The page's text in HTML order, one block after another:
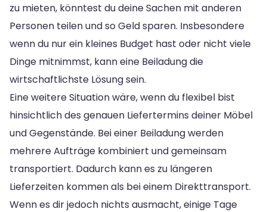
zu mieten, könntest du deine Sachen mit anderen
Personen teilen und so Geld sparen. Insbesondere
wenn du nur ein kleines Budget hast oder nicht viele
Dinge mitnimmst, kann eine Beiladung die
wirtschaftlichste Lösung sein.
Eine weitere Situation wäre, wenn du flexibel bist
hinsichtlich des genauen Liefertermins deiner Möbel
und Gegenstände. Bei einer Beiladung werden
mehrere Aufträge kombiniert und gemeinsam
transportiert. Dadurch kann es zu längeren
Lieferzeiten kommen als bei einem Direkttransport.
Wenn es dir jedoch nichts ausmacht, einige Tage